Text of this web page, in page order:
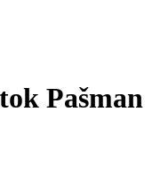
Pašman